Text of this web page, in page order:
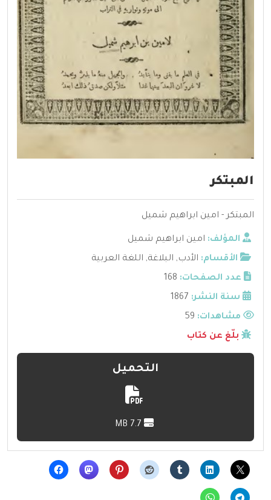
المبتكر
المبتكر - امين ابراهيم شميل
المؤلف: امين ابراهيم شميل
الأقسام: الأدب, البلاغة, اللغة العربية
عدد الصفحات: 168
سنة النشر: 1867
مشاهدات:
بلّغ عن كتاب
التحميل